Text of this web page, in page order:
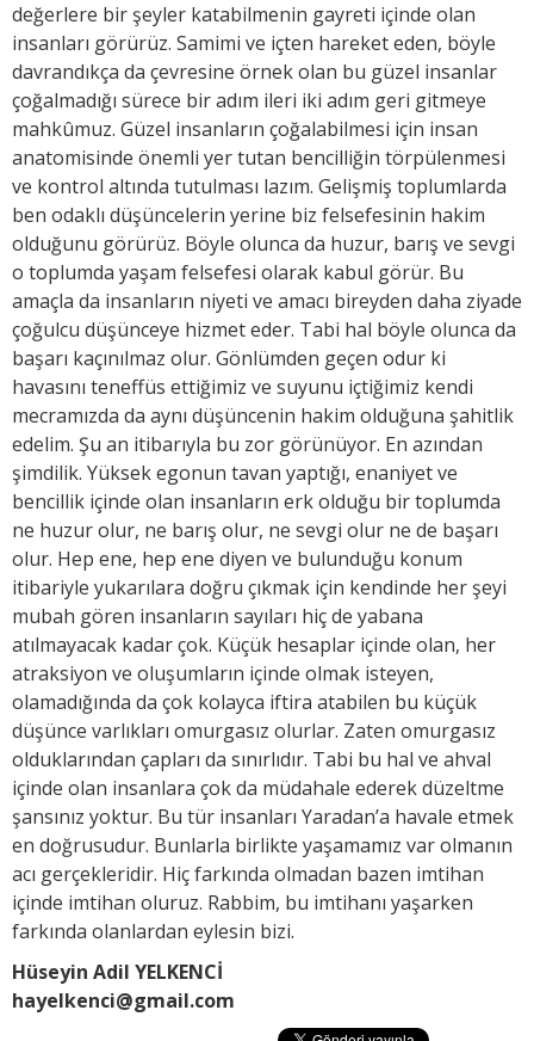
değerlere bir şeyler katabilmenin gayreti içinde olan
insanları görürüz. Samimi ve içten hareket eden, böyle
davrandıkça da çevresine örnek olan bu güzel insanlar
çoğalmadığı sürece bir adım ileri iki adım geri gitmeye
mahkûmuz. Güzel insanların çoğalabilmesi için insan
anatomisinde önemli yer tutan bencilliğin törpülenmesi
ve kontrol altında tutulması lazım. Gelişmiş toplumlarda
ben odaklı düşüncelerin yerine biz felsefesinin hakim
olduğunu görürüz. Böyle olunca da huzur, barış ve sevgi
o toplumda yaşam felsefesi olarak kabul görür. Bu
amaçla da insanların niyeti ve amacı bireyden daha ziyade
çoğulcu düşünceye hizmet eder. Tabi hal böyle olunca da
başarı kaçınılmaz olur. Gönlümden geçen odur ki
havasını teneffüs ettiğimiz ve suyunu içtiğimiz kendi
mecramızda da aynı düşüncenin hakim olduğuna şahitlik
edelim. Şu an itibarıyla bu zor görünüyor. En azından
şimdilik. Yüksek egonun tavan yaptığı, enaniyet ve
bencillik içinde olan insanların erk olduğu bir toplumda
ne huzur olur, ne barış olur, ne sevgi olur ne de başarı
olur. Hep ene, hep ene diyen ve bulunduğu konum
itibariyle yukarılara doğru çıkmak için kendinde her şeyi
mubah gören insanların sayıları hiç de yabana
atılmayacak kadar çok. Küçük hesaplar içinde olan, her
atraksiyon ve oluşumların içinde olmak isteyen,
olamadığında da çok kolayca iftira atabilen bu küçük
düşünce varlıkları omurgasız olurlar. Zaten omurgasız
olduklarından çapları da sınırlıdır. Tabi bu hal ve ahval
içinde olan insanlara çok da müdahale ederek düzeltme
şansınız yoktur. Bu tür insanları Yaradan’a havale etmek
en doğrusudur. Bunlarla birlikte yaşamamız var olmanın
acı gerçekleridir. Hiç farkında olmadan bazen imtihan
içinde imtihan oluruz. Rabbim, bu imtihanı yaşarken
farkında olanlardan eylesin bizi.
Hüseyin Adil YELKENCİ
hayelkenci@gmail.com